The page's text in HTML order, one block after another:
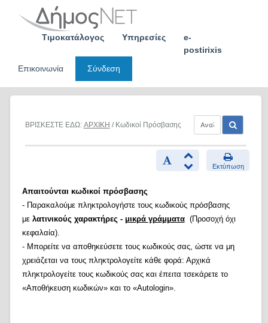
Τιμοκατάλογος Υπηρεσίες
e-
postirixis
Επικοινωνία
Σύνδεση
ΒΡΙΣΚΕΣΤΕ ΕΔΩ: ΑΡΧΙΚΗ / Κωδικοί Πρόσβασης
Εκτύπωση
Απαιτούνται κωδικοί πρόσβασης
- Παρακαλούμε πληκτρολογήστε τους κωδικούς πρόσβασης
με λατινικούς χαρακτήρες - μικρά γράμματα(Προσοχή όχι
κεφαλαία).
- Μπορείτε να αποθηκεύσετε τους κωδικούς σας, ώστε να μη
χρειάζεται να τους πληκτρολογείτε κάθε φορά: Αρχικά
πληκτρολογείτε τους κωδικούς σας και έπειτα τσεκάρετε το
«Αποθήκευση κωδικών» και το «Autologin».